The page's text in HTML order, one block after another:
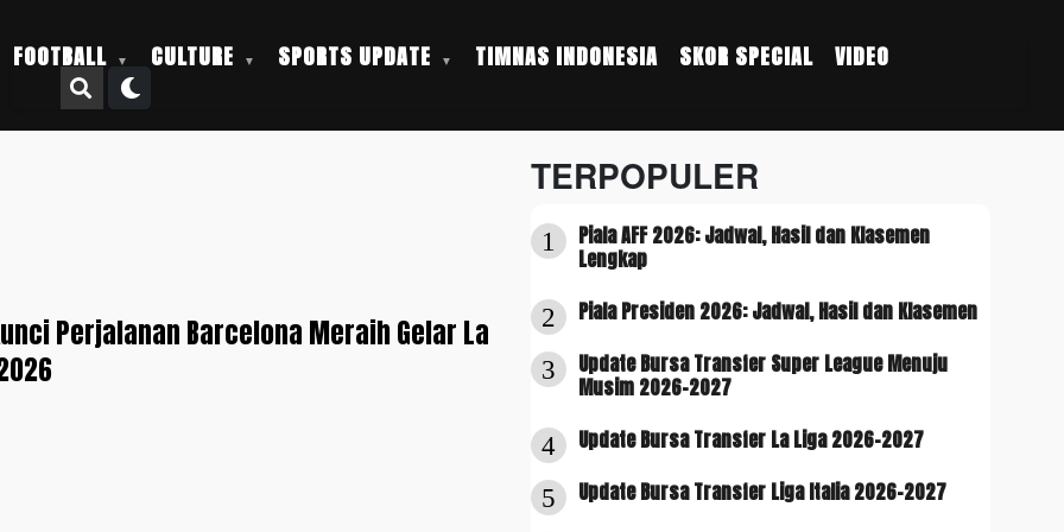
FOOTBALL CULTURE SPORTS UPDATE TIMNAS INDONESIA SKOR SPECIAL VIDEO
Perjalanan Barcelona Meraih Gelar La
TERPOPULER
1
Piala AFF 2026: Jadwal, Hasil dan Klasemen
Lengkap
2 Piala Presiden 2026: Jadwal, Hasil dan Klasemen
3
Update Bursa Transfer Super League Menuju
Musim 2026-2027
4 Update Bursa Transfer La Liga 2026-2027
5 Update Bursa Transfer Liga Italia 2026-2027